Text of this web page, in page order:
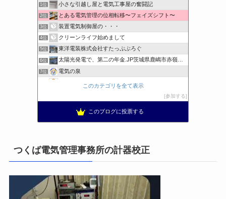
1位 小さな引越し屋と電気工事屋の奮闘記
2位 とある電気管理の位相転移〜フェイズシフト〜
3位 装置電気制御屋の・・・
4位 クリーンライフ始めまして
5位 東洋電装株式会社すたっぷぶろぐ
6位 太陽光発電で、第二の年金.JP茨城県鹿嶋市赤嶺電研企画ブログ
7位 電気の泉
電気工事ナビ 総合電気工事サイト 電気工事を徹底解説
まぁ、ちゃんと仕事ができればいいな
14位 私の電気主任技術者実務記事＋電気プチ動画
15位 橋口電工スタッフブログ
このカテゴリを全て表示
参加する
このブログに投票する
つくば電気管理事務所の計器校正